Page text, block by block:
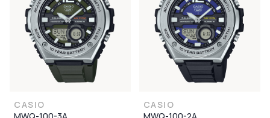
CASIO
MWQ-100-3A
CASIO
MWQ-100-2A